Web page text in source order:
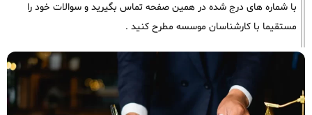
با شماره های درج شده در همین صفحه تماس بگیرید و سوالات خود را
مستقیما با کارشناسان موسسه مطرح کنید .